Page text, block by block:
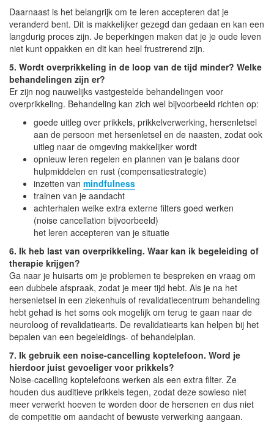
Daarnaast is het belangrijk om te leren accepteren dat je
veranderd bent. Dit is makkelijker gezegd dan gedaan en kan een
langdurig proces zijn. Je beperkingen maken dat je je oude leven
niet kunt oppakken en dit kan heel frustrerend zijn.
5. Wordt overprikkeling in de loop van de tijd minder? Welke
behandelingen zijn er?
Er zijn nog nauwelijks vastgestelde behandelingen voor
overprikkeling. Behandeling kan zich wel bijvoorbeeld richten op:
goede uitleg over prikkels, prikkelverwerking, hersenletsel
aan de persoon met hersenletsel en de naasten, zodat ook
uitleg naar de omgeving makkelijker wordt
opnieuw leren regelen en plannen van je balans door
hulpmiddelen en rust (compensatiestrategie)
inzetten van mindfulness
trainen van je aandacht
achterhalen welke extra externe filters goed werken
(noise cancellation bijvoorbeeld)
het leren accepteren van je situatie
6. Ik heb last van overprikkeling. Waar kan ik begeleiding of
therapie krijgen?
Ga naar je huisarts om je problemen te bespreken en vraag om
een dubbele afspraak, zodat je meer tijd hebt. Als je na het
hersenletsel in een ziekenhuis of revalidatiecentrum behandeling
hebt gehad is het soms ook mogelijk om terug te gaan naar de
neuroloog of revalidatiearts. De revalidatiearts kan helpen bij het
bepalen van een begeleidings- of behandelplan.
7. Ik gebruik een noise-cancelling koptelefoon. Word je
hierdoor juist gevoeliger voor prikkels?
Noise-cacelling koptelefoons werken als een extra filter. Ze
houden dus auditieve prikkels tegen, zodat deze sowieso niet
meer verwerkt hoeven te worden door de hersenen en dus niet
de competitie om aandacht of bewuste verwerking aangaan.